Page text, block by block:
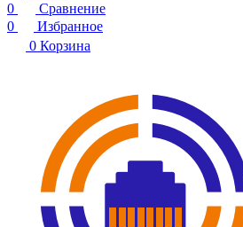
0
Сравнение
0
Избранное
0 Корзина